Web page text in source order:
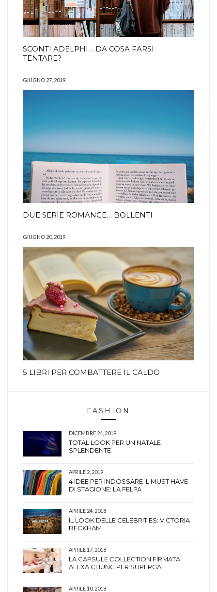
SCONTI ADELPHI… DA COSA FARSI
TENTARE?
GIUGNO 27, 2019
DUE SERIE ROMANCE… BOLLENTI
GIUGNO 20, 2019
5 LIBRI PER COMBATTERE IL CALDO
FASHION
DICEMBRE 24, 2019
TOTAL LOOK PER UN NATALE
SPLENDENTE
APRILE 2, 2019
4 IDEE PER INDOSSARE IL MUST HAVE
DI STAGIONE: LA FELPA
APRILE 24, 2018
IL LOOK DELLE CELEBRITIES: VICTORIA
BECKHAM
APRILE 17, 2018
LA CAPSULE COLLECTION FIRMATA
ALEXA CHUNG PER SUPERGA
APRILE 10, 2018